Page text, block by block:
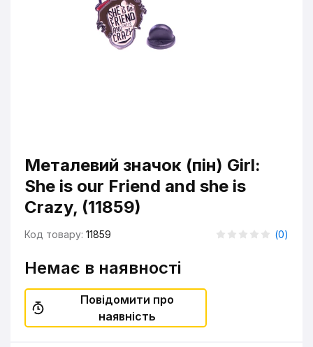
Металевий значок (пін) Girl:
She is our Friend and she is
Crazy, (11859)
Код товару: 11859 (0)
Немає в наявності
Повідомити про
наявність